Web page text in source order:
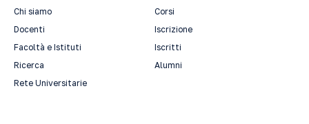
Chi siamo
Docenti
Facoltà e Istituti
Ricerca
Rete Universitarie
Corsi
Iscrizione
Iscritti
Alumni